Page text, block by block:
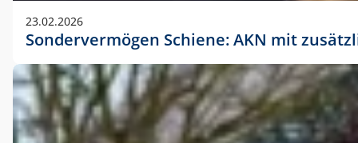
23.02.2026
Sondervermögen Schiene: AKN mit